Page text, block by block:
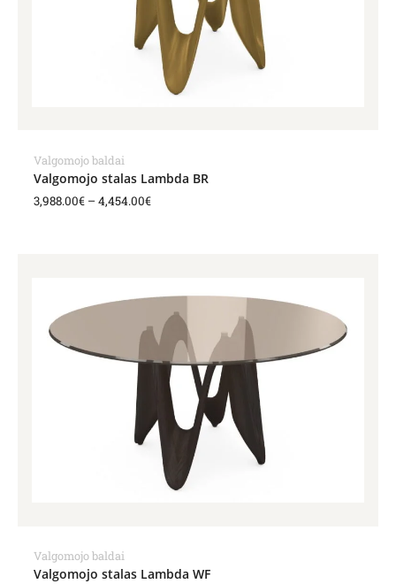
Valgomojo baldai
Valgomojo stalas Lambda BR
3,988.00€ –4,454.00€
Valgomojo baldai
Valgomojo stalas Lambda WF
through
4,466.00€